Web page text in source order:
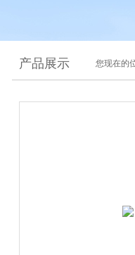
产品展示 您现在的